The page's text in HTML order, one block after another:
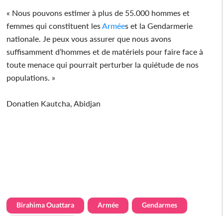
« Nous pouvons estimer à plus de 55.000 hommes et
femmes qui constituent les Armées et la Gendarmerie
nationale. Je peux vous assurer que nous avons
suffisamment d’hommes et de matériels pour faire face à
toute menace qui pourrait perturber la quiétude de nos
populations. »
Donatien Kautcha, Abidjan
Birahima Ouattara Armée Gendarmes